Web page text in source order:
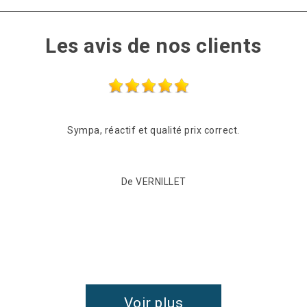
Les avis de nos clients
Sympa, réactif et qualité prix correct.
De VERNILLET
Voir plus